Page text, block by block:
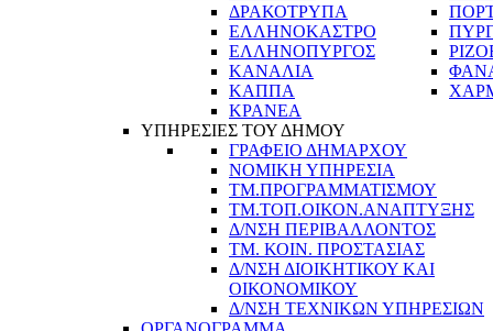
ΔΡΑΚΟΤΡΥΠΑ
ΕΛΛΗΝΟΚΑΣΤΡΟ
ΕΛΛΗΝΟΠΥΡΓΟΣ
ΚΑΝΑΛΙΑ
ΚΑΠΠΑ
ΚΡΑΝΕΑ
ΥΠΗΡΕΣΙΕΣ ΤΟΥ ΔΗΜΟΥ
ΓΡΑΦΕΙΟ ΔΗΜΑΡΧΟΥ
ΝΟΜΙΚΗ ΥΠΗΡΕΣΙΑ
ΤΜ.ΠΡΟΓΡΑΜΜΑΤΙΣΜΟΥ
ΤΜ.ΤΟΠ.ΟΙΚΟΝ.ΑΝΑΠΤΥΞΗΣ
Δ/ΝΣΗ ΠΕΡΙΒΑΛΛΟΝΤΟΣ
ΤΜ. ΚΟΙΝ. ΠΡΟΣΤΑΣΙΑΣ
Δ/ΝΣΗ ΔΙΟΙΚΗΤΙΚΟΥ ΚΑΙ
ΟΙΚΟΝΟΜΙΚΟΥ
Δ/ΝΣΗ ΤΕΧΝΙΚΩΝ ΥΠΗΡΕΣΙΩΝ